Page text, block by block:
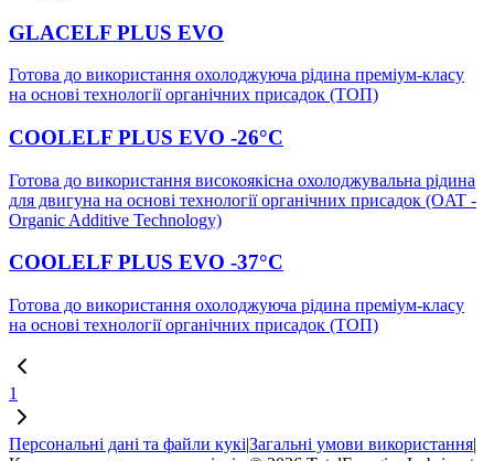
GLACELF PLUS EVO
Готова до використання охолоджуюча рідина преміум-класу
на основі технології органічних присадок (ТОП)
COOLELF PLUS EVO -26°C
Готова до використання високоякісна охолоджувальна рідина
для двигуна на основі технології органічних присадок (OAT -
Organic Additive Technology)
COOLELF PLUS EVO -37°C
Готова до використання охолоджуюча рідина преміум-класу
на основі технології органічних присадок (ТОП)
1
Персональні дані та файли кукі|Загальні умови використання|